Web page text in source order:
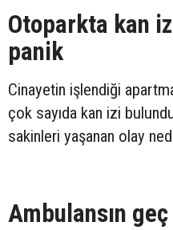
Otoparkta kan
panik
Cinayetin işlendiği
çok sayıda kan izi
sakinleri yaşanan olay
Ambulansın